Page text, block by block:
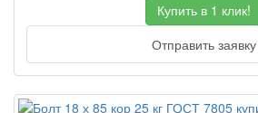
Купить в 1 клик!
Отправить заявку